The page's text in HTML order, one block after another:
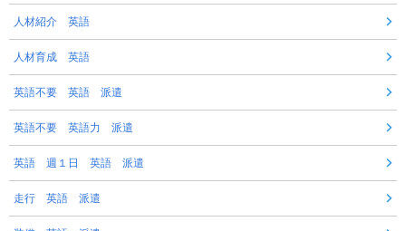
人材紹介 英語
人材育成 英語
英語不要 英語 派遣
英語不要 英語力 派遣
英語 週１日 英語 派遣
走行 英語 派遣